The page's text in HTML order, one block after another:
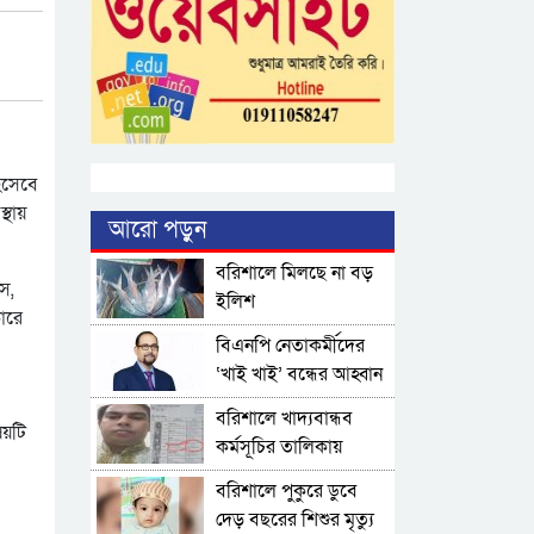
আরো পড়ুন
বরিশালে মিলছে না বড়
ইলিশ
বিএনপি নেতাকর্মীদের
‘খাই খাই’ বন্ধের আহ্বান
এমপি জামালের
বরিশালে খাদ্যবান্ধব
কর্মসূচির তালিকায়
বিএনপি নেতার স্ত্রীর নাম
বরিশালে পুকুরে ডুবে
দেড় বছরের শিশুর মৃত্যু